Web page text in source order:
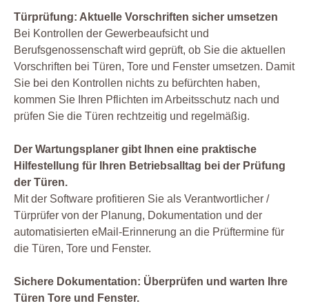
Türprüfung: Aktuelle Vorschriften sicher umsetzen
Bei Kontrollen der Gewerbeaufsicht und
Berufsgenossenschaft wird geprüft, ob Sie die aktuellen
Vorschriften bei Türen, Tore und Fenster umsetzen. Damit
Sie bei den Kontrollen nichts zu befürchten haben,
kommen Sie Ihren Pflichten im Arbeitsschutz nach und
prüfen Sie die Türen rechtzeitig und regelmäßig.
Der Wartungsplaner gibt Ihnen eine praktische
Hilfestellung für Ihren Betriebsalltag bei der Prüfung
der Türen.
Mit der Software profitieren Sie als Verantwortlicher /
Türprüfer von der Planung, Dokumentation und der
automatisierten eMail-Erinnerung an die Prüftermine für
die Türen, Tore und Fenster.
Sichere Dokumentation: Überprüfen und warten Ihre
Türen Tore und Fenster.